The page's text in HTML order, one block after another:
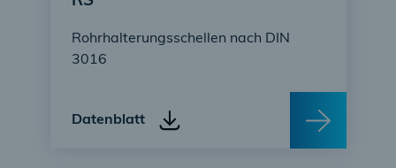
Rohrhalterungsschellen nach DIN
3016
Datenblatt